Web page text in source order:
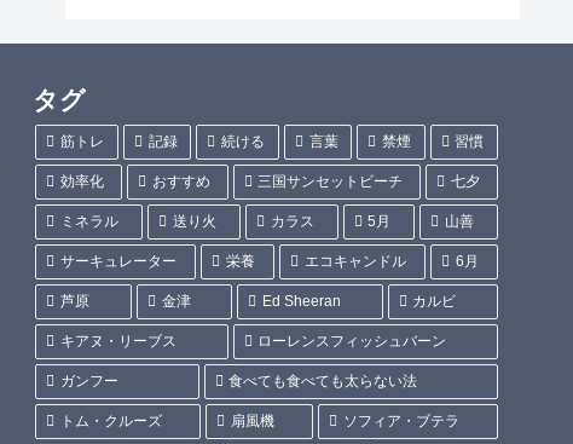
タグ
筋トレ 記録 続ける 言葉 禁煙 習慣
効率化 おすすめ 三国サンセットビーチ 七夕
ミネラル 送り火 カラス 5月 山善
サーキュレーター 栄養 エコキャンドル 6月
芦原 金津 Ed Sheeran カルビ
キアヌ・リーブス ローレンスフィッシュバーン
ガンフー 食べても食べても太らない法
トム・クルーズ 扇風機 ソフィア・ブテラ